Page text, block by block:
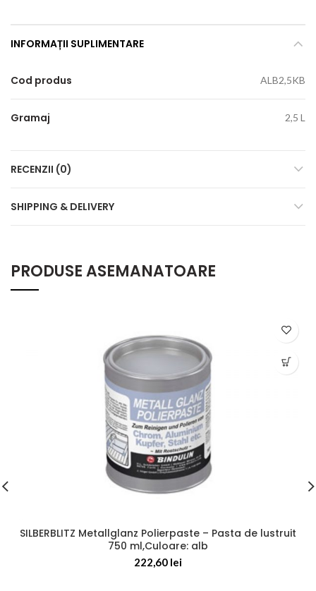
INFORMAȚII SUPLIMENTARE
Cod produs ALB2,5KB
Gramaj 2,5 L
RECENZII (0)
SHIPPING & DELIVERY
PRODUSE ASEMANATOARE
SILBERBLITZ Metallglanz Polierpaste – Pasta de lustruit
750 ml,Culoare: alb
222,60 lei